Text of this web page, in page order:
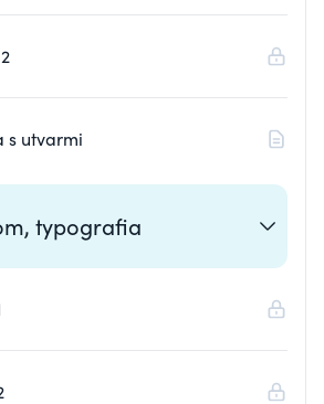
s utvarmi
typografia